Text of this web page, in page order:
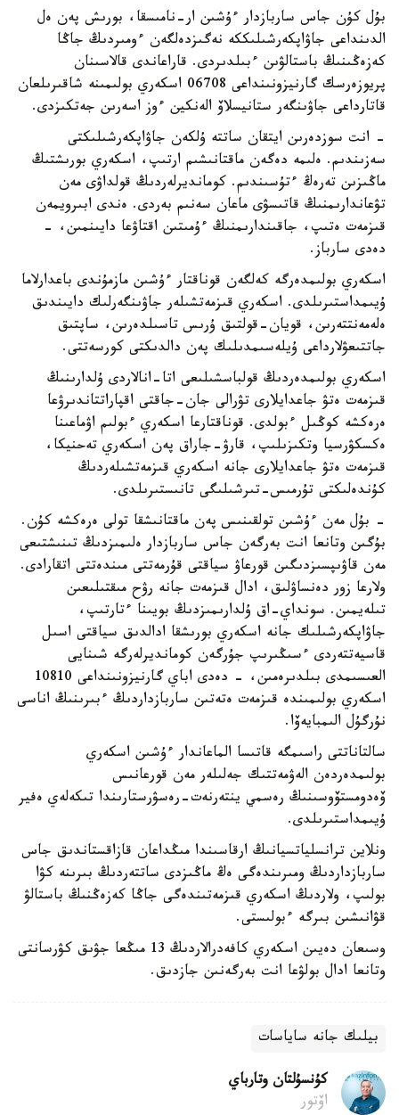
بۇل كۇن جاس ساربازدار ءۇشىن ار-نامىسقا، بورىش پەن ەل
الدىنداعى جاۋاپكەرشىلىككە نەگىزدەلگەن ءومىردىڭ جاڭا
كەزەڭىنىڭ باستالۋىن ءبىلدىردى. قاراعاندى قالاسىنان
پريوزەرسك گارنيزونىنداعى 06708 اسكەري بولىمىنە شاقىرىلعان
قاتارداعى جاۋىنگەر ستانيسلاۆ الەنكين ءوز اسەرىن جەتكىزدى.
- انت سوزدەرىن ايتقان ساتتە ۇلكەن جاۋاپكەرشىلىكتى
سەزىندىم. ەلىمە دەگەن ماقتانىشىم ارتىپ، اسكەري بورىشتىڭ
ماڭىزىن تەرەڭ ءتۇسىندىم. كومانديرلەردىڭ قولداۋى مەن
تۋعاندارىمنىڭ قاتىسۋى ماعان سەنىم بەردى. ەندى ابىرويمەن
قىزمەت ەتىپ، جاقىندارىمنىڭ ءۇمىتىن اقتاۋعا دايىنمىن، -
دەدى سارباز.
اسكەري بولىمدەرگە كەلگەن قوناقتار ءۇشىن مازمۇندى باعدارلاما
ۇيىمداستىرىلدى. اسكەري قىزمەتشىلەر جاۋىنگەرلىك دايىندىق
ەلەمەنتتەرىن، قويان-قولتىق ۇرىس تاسىلدەرىن، ساپتىق
جاتتىعۋلارداعى ۇيلەسىمدىلىك پەن دالدىكتى كورسەتتى.
اسكەري بولىمدەردىڭ قولباسشىلىعى اتا-انالاردى ۇلدارىنىڭ
قىزمەت ەتۋ جاعدايلارى تۋرالى جان-جاقتى اقپاراتتاندىرۋعا
ەرەكشە كوڭىل ءبولدى. قوناقتارعا اسكەري ءبولىم اۋماعىنا
ەكسكۋرسيا وتكىزىلىپ، قارۋ-جاراق پەن اسكەري تەحنيكا،
قىزمەت ەتۋ جاعدايلارى جانە اسكەري قىزمەتشىلەردىڭ
كۇندەلىكتى تۇرمىس-تىرشىلىگى تانىستىرىلدى.
- بۇل مەن ءۇشىن تولقىنىس پەن ماقتانىشقا تولى ەرەكشە كۇن.
بۇگىن وتانعا انت بەرگەن جاس ساربازدار ەلىمىزدىڭ تىنىشتىعى
مەن قاۋىپسىزدىگىن قورعاۋ سياقتى قۇرمەتتى مىندەتتى اتقارادى.
ولارعا زور دەنساۋلىق، ادال قىزمەت جانە رۋح مىقتىلىعىن
تىلەيمىن. سونداي-اق ۇلدارىمىزدىڭ بويىنا ءتارتىپ،
جاۋاپكەرشىلىك جانە اسكەري بورىشقا ادالدىق سياقتى اسىل
قاسيەتتەردى ءسىڭىرىپ جۇرگەن كومانديرلەرگە شىنايى
العىسىمدى بىلدىرەمىن، - دەدى اباي گارنيزونىنداعى 10810
اسكەري بولىمىندە قىزمەت ەتەتىن ساربازداردىڭ ءبىرىنىڭ اناسى
نۇرگۇل الىمبايەۆا.
سالتاناتتى راسىمگە قاتىسا الماعاندار ءۇشىن اسكەري
بولىمدەردەن الەۋمەتتىك جەلىلەر مەن قورعانىس
ۆەدومستۆوسىنىڭ رەسمي ينتەرنەت-رەسۋرستارىندا تىكەلەي ەفير
ۇيىمداستىرىلدى.
ونلاين ترانسلياتسيانىڭ ارقاسىندا مىڭداعان قازاقستاندىق جاس
ساربازداردىڭ ومىرىندەگى ەڭ ماڭىزدى ساتتەردىڭ بىرىنە كۋا
بولىپ، ولاردىڭ اسكەري قىزمەتىندەگى جاڭا كەزەڭنىڭ باستالۋ
قۋانىشىن بىرگە ءبولىستى.
وسىعان دەيىن اسكەري كافەدرالاردىڭ 13 مىڭعا جۋىق كۋرسانتى
وتانعا ادال بولۋعا انت بەرگەنىن جازدىق.
بيلىك جانە ساياسات
كۇنسۇلتان وتارباي
اۆتور